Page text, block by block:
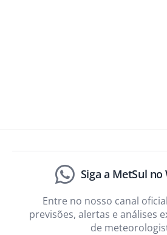
Siga a MetSul
Entre no nosso canal
previsões, alertas e análises
de